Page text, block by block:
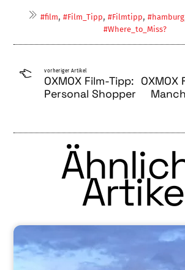
#film, #Film_Tipp, #Filmtipp, #hamburg
#Where_to_Miss?
vorheriger Artikel
OXMOX Film-Tipp:
Personal Shopper
OXMOX